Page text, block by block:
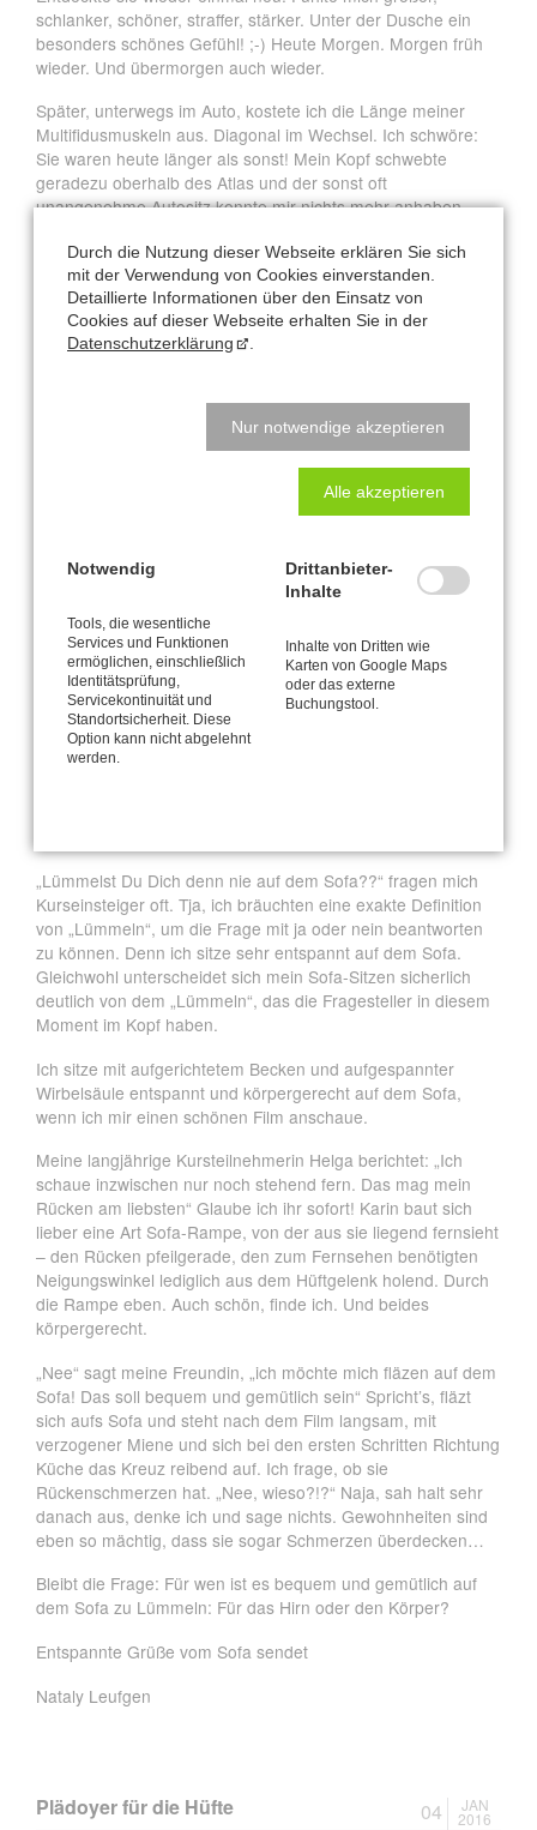
schlanker, schöner, straffer, stärker. Unter der Dusche ein
besonders schönes Gefühl! ;-) Heute Morgen. Morgen früh
wieder. Und übermorgen auch wieder.
Später, unterwegs im Auto, kostete ich die Länge meiner
Multifidusmuskeln aus. Diagonal im Wechsel. Ich schwöre:
Sie waren heute länger als sonst! Mein Kopf schwebte
geradezu oberhalb des Atlas und der sonst oft
unangenehme Autositz konnte mir nichts mehr anhaben…
Gestern war ich fasziniert von der Wirkung des „banalen“
Zug-Gegenzug-Prinzips zwischen Kniekehlen und
Sitzbeinhöckern im „Brutalo“ auf meine Bauchmuskeln. Die
haben sich doch tatsächlich herausgefordert gefühlt – und
sie sind jetzt nicht gerade verkümmert. ;-) Habe ich so zum
Ach: Probieren Sie es einfach einmal selbst aus!
Dann
muss ich mich hier nicht um Kopf und Kragen reden, sondern
kann Ihnen einfach nur entspannt alles Gute für das neue
Herzlichst
Nataly Leufgen
„Lümmelst Du Dich denn nie auf dem Sofa??“ fragen mich
Kurseinsteiger oft. Tja, ich bräuchten eine exakte Definition
von „Lümmeln“, um die Frage mit ja oder nein beantworten
zu können. Denn ich sitze sehr entspannt auf dem Sofa.
Gleichwohl unterscheidet sich mein Sofa-Sitzen sicherlich
deutlich von dem „Lümmeln“, das die Fragesteller in diesem
Moment im Kopf haben.
Ich sitze mit aufgerichtetem Becken und aufgespannter
Wirbelsäule entspannt und körpergerecht auf dem Sofa,
wenn ich mir einen schönen Film anschaue.
Meine langjährige Kursteilnehmerin Helga berichtet: „Ich
schaue inzwischen nur noch stehend fern. Das mag mein
Rücken am liebsten“ Glaube ich ihr sofort! Karin baut sich
lieber eine Art Sofa-Rampe, von der aus sie liegend fernsieht
– den Rücken pfeilgerade, den zum Fernsehen benötigten
Neigungswinkel lediglich aus dem Hüftgelenk holend. Durch
die Rampe eben. Auch schön, finde ich. Und beides
körpergerecht.
„Nee“ sagt meine Freundin, „ich möchte mich fläzen auf dem
Sofa! Das soll bequem und gemütlich sein“ Spricht’s, fläzt
sich aufs Sofa und steht nach dem Film langsam, mit
verzogener Miene und sich bei den ersten Schritten Richtung
Küche das Kreuz reibend auf. Ich frage, ob sie
Rückenschmerzen hat. „Nee, wieso?!?“ Naja, sah halt sehr
danach aus, denke ich und sage nichts. Gewohnheiten sind
eben so mächtig, dass sie sogar Schmerzen überdecken…
Bleibt die Frage: Für wen ist es bequem und gemütlich auf
dem Sofa zu Lümmeln: Für das Hirn oder den Körper?
Entspannte Grüße vom Sofa sendet
Nataly Leufgen
Plädoyer für die Hüfte 04 JAN
2016
Durch die Nutzung dieser Webseite erklären Sie sich
mit der Verwendung von Cookies einverstanden.
Detaillierte Informationen über den Einsatz von
Cookies auf dieser Webseite erhalten Sie in der
Datenschutzerklärung
Nur notwendige akzeptieren
Alle akzeptieren
Notwendig
Tools, die wesentliche
Services und Funktionen
ermöglichen, einschließlich
Identitätsprüfung,
Servicekontinuität und
Standortsicherheit. Diese
Option kann nicht abgelehnt
werden.
Drittanbieter-
Inhalte
Inhalte von Dritten wie
Karten von Google Maps
oder das externe
Buchungstool.